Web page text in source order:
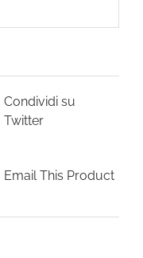
Condividi su
Twitter
Email This Product